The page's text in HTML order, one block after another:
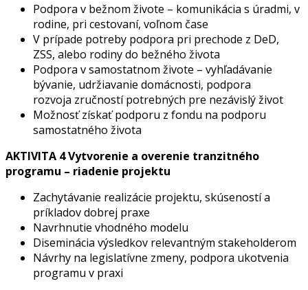
Podpora v bežnom živote – komunikácia s úradmi, v
rodine, pri cestovaní, voľnom čase
V prípade potreby podpora pri prechode z DeD,
ZSS, alebo rodiny do bežného života
Podpora v samostatnom živote – vyhľadávanie
bývanie, udržiavanie domácnosti, podpora
rozvoja zručností potrebných pre nezávislý život
Možnosť získať podporu z fondu na podporu
samostatného života
AKTIVITA 4 Vytvorenie a overenie tranzitného
programu – riadenie projektu
Zachytávanie realizácie projektu, skúseností a
príkladov dobrej praxe
Navrhnutie vhodného modelu
Diseminácia výsledkov relevantným stakeholderom
Návrhy na legislatívne zmeny, podpora ukotvenia
programu v praxi